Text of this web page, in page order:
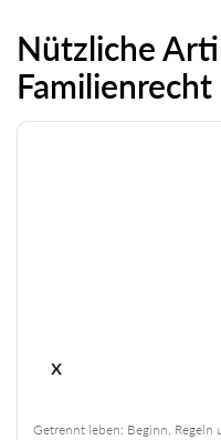
Nützliche
Familienrecht
x
Getrennt leben: Beginn, Regeln